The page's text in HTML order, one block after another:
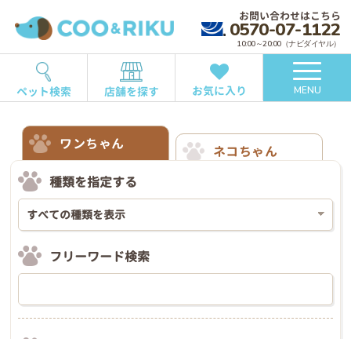
お問い合わせはこちら
0570-07-1122
10:00～20:00（ナビダイヤル）
ペット検索 店舗を探す お気に入り MENU
ワンちゃん
ネコちゃん
種類を指定する
フリーワード検索